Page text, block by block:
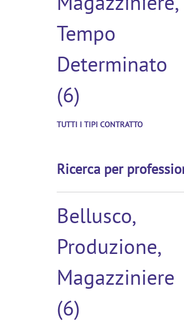
Tempo
Determinato
(6)
TUTTI I TIPI CONTRATTO
Ricerca per
Bellusco,
Produzione,
Magazziniere
(6)